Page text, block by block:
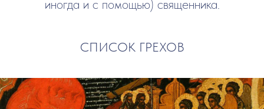
иногда и с помощью) священника.
СПИСОК ГРЕХОВ